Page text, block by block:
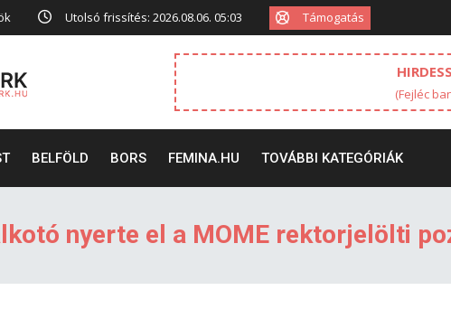
Utolsó frissítés: 2026.08.06. 05:03 Támogatás
(Fejléc
BELFÖLD BORS FEMINA.HU TOVÁBBI KATEGÓRIÁK
nyerte el a MOME rektorjelölti